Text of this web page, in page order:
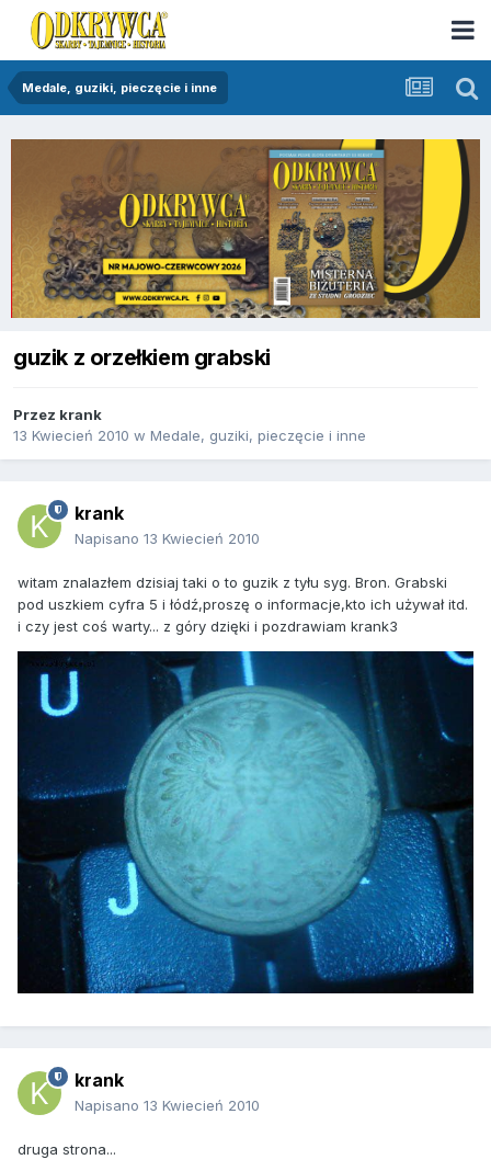
Medale, guziki, pieczęcie i inne
guzik z orzełkiem grabski
Przez krank
13 Kwiecień 2010 w Medale, guziki, pieczęcie i inne
krank
Napisano 13 Kwiecień 2010
witam znalazłem dzisiaj taki o to guzik z tyłu syg. Bron. Grabski
pod uszkiem cyfra 5 i łódź,proszę o informacje,kto ich używał itd.
i czy jest coś warty... z góry dzięki i pozdrawiam krank3
krank
Napisano 13 Kwiecień 2010
druga strona...